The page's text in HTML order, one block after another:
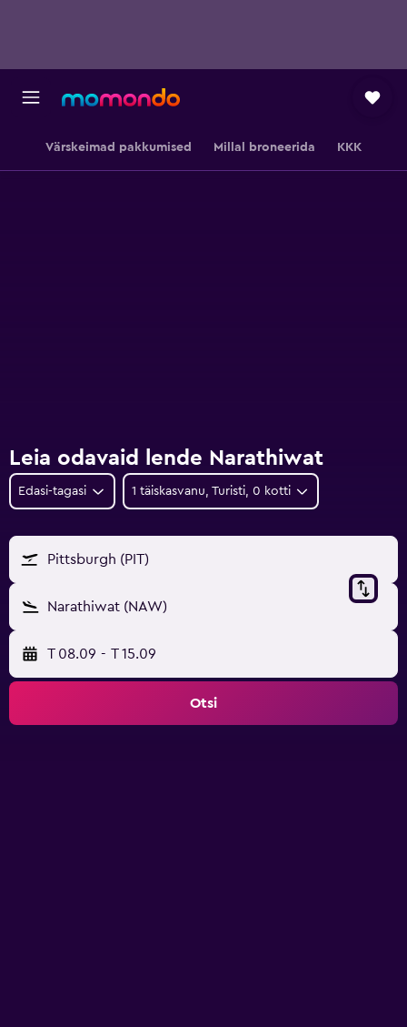
Värskeimad pakkumised Millal broneerida KKK
Leia odavaid lende Narathiwat
Edasi-tagasi 1 täiskasvanu, Turisti, 0 kotti
Pittsburgh (PIT)
Narathiwat (NAW)
T 08.09 - T 15.09
Otsi